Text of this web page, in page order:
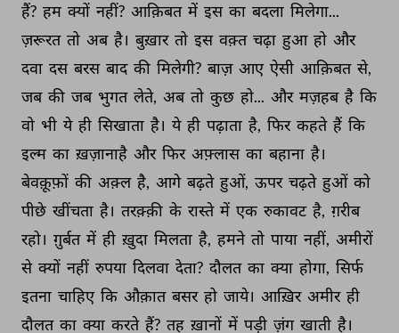
हैं? हम क्यों नहीं? आक़िबत में इस का बदला मिलेगा...
ज़रूरत तो अब है। बुख़ार तो इस वक़्त चढ़ा हुआ हो और
दवा दस बरस बाद की मिलेगी? बाज़ आए ऐसी आक़िबत से,
जब की जब भुगत लेते, अब तो कुछ हो... और मज़हब है कि
वो भी ये ही सिखाता है। ये ही पढ़ाता है, फिर कहते हैं कि
इल्म का ख़ज़ानाहै और फिर अफ़्लास का बहाना है।
बेवक़ूफ़ों की अक़्ल है, आगे बढ़ते हुओं, ऊपर चढ़ते हुओं को
पीछे खींचता है। तरक़्क़ी के रास्ते में एक रुकावट है, ग़रीब
रहो। ग़ुर्बत में ही ख़ुदा मिलता है, हमने तो पाया नहीं, अमीरों
से क्यों नहीं रुपया दिलवा देता? दौलत का क्या होगा, सिर्फ
इतना चाहिए कि औक़ात बसर हो जाये। आख़िर अमीर ही
दौलत का क्या करते हैं? तह ख़ानों में पड़ी ज़ंग खाती है।